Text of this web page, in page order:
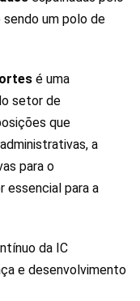
sendo um polo de
é uma
setor de
que
a
para o
essencial para a
da IC
e desenvolvimento